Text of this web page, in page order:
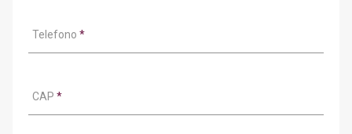
Telefono *
CAP *